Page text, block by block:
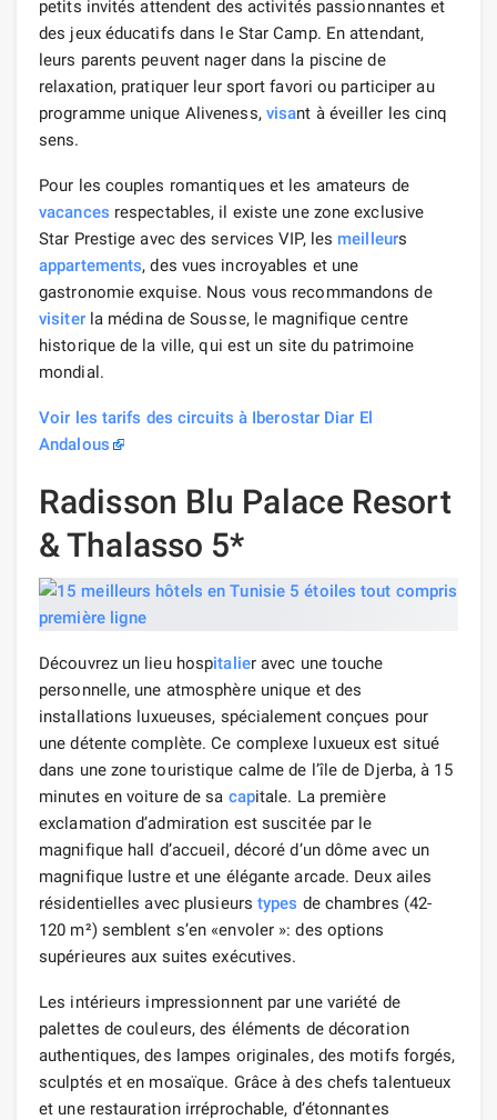
petits invités attendent des activités passionnantes et
des jeux éducatifs dans le Star Camp. En attendant,
leurs parents peuvent nager dans la piscine de
relaxation, pratiquer leur sport favori ou participer au
programme unique Aliveness, visant à éveiller les cinq
sens.
Pour les couples romantiques et les amateurs de
vacances respectables, il existe une zone exclusive
Star Prestige avec des services VIP, les meilleurs
appartements, des vues incroyables et une
gastronomie exquise. Nous vous recommandons de
visiterla médina de Sousse, le magnifique centre
historique de la ville, qui est un site du patrimoine
mondial.
Voir les tarifs des circuits à Iberostar Diar El
Andalous
Radisson Blu Palace Resort
& Thalasso 5*
Découvrez un lieu hospitalier avec une touche
personnelle, une atmosphère unique et des
installations luxueuses, spécialement conçues pour
une détente complète. Ce complexe luxueux est situé
dans une zone touristique calme de l’île de Djerba, à 15
minutes en voiture de sa capitale. La première
exclamation d’admiration est suscitée par le
magnifique hall d’accueil, décoré d’un dôme avec un
magnifique lustre et une élégante arcade. Deux ailes
résidentielles avec plusieurstypes de chambres (42-
120 m²) semblent s’en «envoler »: des options
supérieures aux suites exécutives.
Les intérieurs impressionnent par une variété de
palettes de couleurs, des éléments de décoration
authentiques, des lampes originales, des motifs forgés,
sculptés et en mosaïque. Grâce à des chefs talentueux
et une restauration irréprochable, d’étonnantes